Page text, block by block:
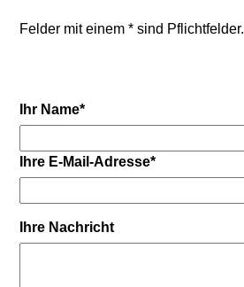
Felder mit einem * sind Pflichtfelder.
Ihr Name*
Ihre E-Mail-Adresse*
Ihre Nachricht